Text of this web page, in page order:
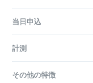
当日申込
計測
その他の特徴